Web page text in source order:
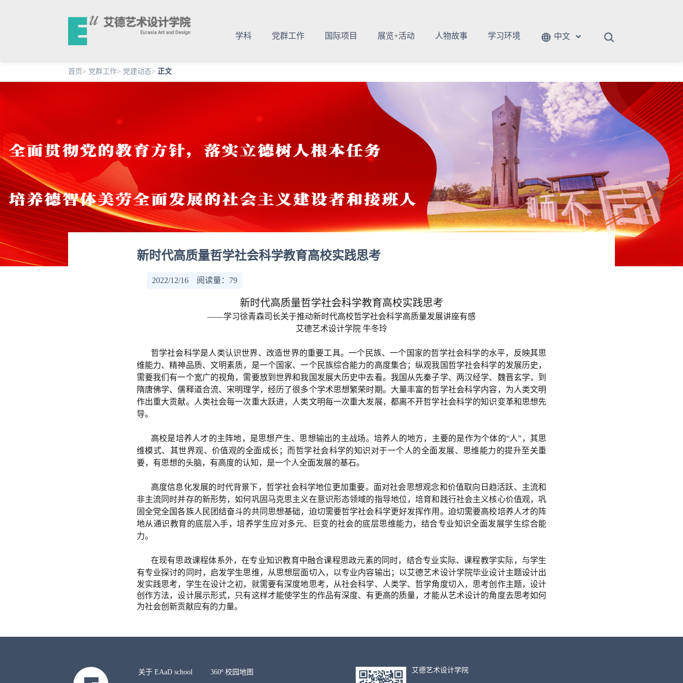
学科 党群工作 国际项目 展览+活动 人物故事 学习环境 中文
首页> 党群工作> 党建动态>正文
新时代高质量哲学社会科学教育高校实践思考
2022/12/16 阅读量： 79
新时代高质量哲学社会科学教育高校实践思考
——学习徐青森司长关于推动新时代高校哲学社会科学高质量发展讲座有感
艾德艺术设计学院 牛冬玲
哲学社会科学是人类认识世界、改造世界的重要工具。一个民族、一个国家的哲学社会科学的水平，反映其思
维能力、精神品质、文明素质，是一个国家、一个民族综合能力的高度集合；纵观我国哲学社会科学的发展历史，
需要我们有一个宽广的视角，需要放到世界和我国发展大历史中去看。我国从先秦子学、两汉经学、魏晋玄学，到
隋唐佛学、儒释道合流、宋明理学，经历了很多个学术思想繁荣时期。大量丰富的哲学社会科学内容，为人类文明
作出重大贡献。人类社会每一次重大跃进，人类文明每一次重大发展，都离不开哲学社会科学的知识变革和思想先
导。
高校是培养人才的主阵地，是思想产生、思想输出的主战场。培养人的地方， 主要的是作为个体的“人”，其思
维模式、其世界观、价值观的全面成长；而哲学社会科学的知识对于一个人的全面发展、思维能力的提升至关重
要，有思想的头脑，有高度的认知，是一个人全面发展的基石。
高度信息化发展的时代背景下，哲学社会科学地位更加重要。面对社会思想观念和价值取向日趋活跃、主流和
非主流同时并存的新形势，如何巩固马克思主义在意识形态领域的指导地位，培育和践行社会主义核心价值观，巩
固全党全国各族人民团结奋斗的共同思想基础，迫切需要哲学社会科学更好发挥作用。迫切需要高校培养人才的阵
地从通识教育的底层入手，培养学生应对多元、巨变的社会的底层思维能力，结合专业知识全面发展学生综合能
力。
在现有思政课程体系外，在专业知识教育中融合课程思政元素的同时，结合专业实际、课程教学实际，与学生
有专业探讨的同时，启发学生思维，从思想层面切入，以专业内容输出； 以艾德艺术设计学院毕业设计主题设计出
发实践思考，学生在设计之初，就需要有深度地思考，从社会科学、人类学、哲学角度切入，思考创作主题，设计
创作方法，设计展示形式，只有这样才能使学生的作品有深度、有更高的质量，才能从艺术设计的角度去思考如何
为社会创新贡献应有的力量。
关于 EAaD school 360º 校园地图 艾德艺术设计学院